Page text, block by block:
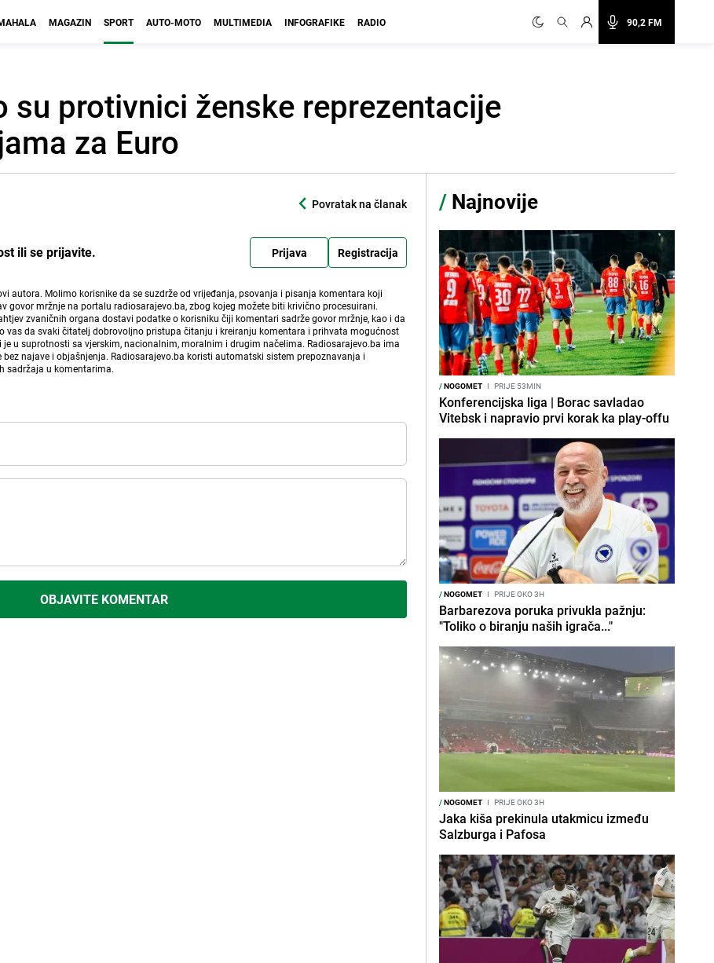
90,2 FM
MAGAZIN SPORT AUTO-MOTO MULTIMEDIA INFOGRAFIKE RADIO
su protivnici ženske reprezentacije
za Euro
Povratak na članak
ili se prijavite. Prijava Registracija
autora. Molimo korisnike da se suzdrže od vrijeđanja, psovanja i pisanja komentara koji
govor mržnje na portalu radiosarajevo.ba, zbog kojeg možete biti krivično procesuirani.
zvaničnih organa dostavi podatke o korisniku čiji komentari sadrže govor mržnje, kao i da
vas da svaki čitatelj dobrovoljno pristupa čitanju i kreiranju komentara i prihvata mogućnost
u suprotnosti sa vjerskim, nacionalnim, moralnim i drugim načelima. Radiosarajevo.ba ima
najave i objašnjenja. Radiosarajevo.ba koristi automatski sistem prepoznavanja i
sadržaja u komentarima.
OBJAVITE KOMENTAR
/ Najnovije
/NOGOMET I PRIJE 53MIN
Konferencijska liga | Borac savladao
Vitebsk i napravio prvi korak ka play-offu
/NOGOMET I PRIJE OKO 3H
Barbarezova poruka privukla pažnju:
"Toliko o biranju naših igrača..."
/NOGOMET I PRIJE OKO 3H
Jaka kiša prekinula utakmicu između
Salzburga i Pafosa